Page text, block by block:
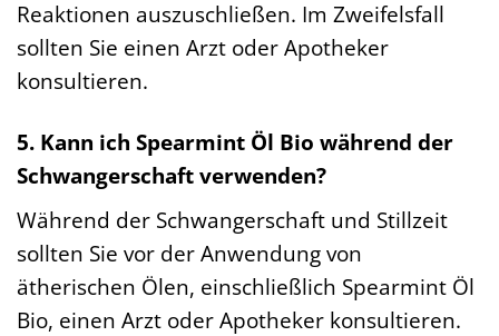
Reaktionen auszuschließen. Im Zweifelsfall
sollten Sie einen Arzt oder Apotheker
konsultieren.
5. Kann ich Spearmint Öl Bio während der
Schwangerschaft verwenden?
Während der Schwangerschaft und Stillzeit
sollten Sie vor der Anwendung von
ätherischen Ölen, einschließlich Spearmint Öl
Bio, einen Arzt oder Apotheker konsultieren.